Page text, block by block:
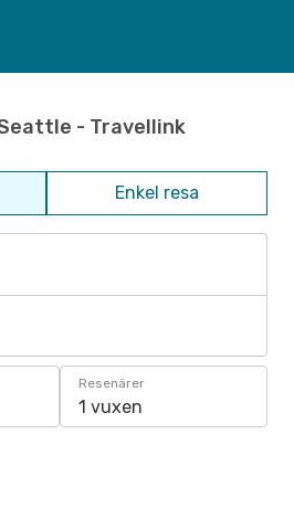
- Travellink
Enkel resa
Resenärer
1 vuxen